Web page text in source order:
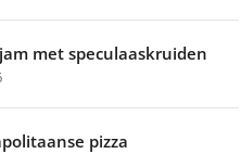
met speculaaskruiden
pizza